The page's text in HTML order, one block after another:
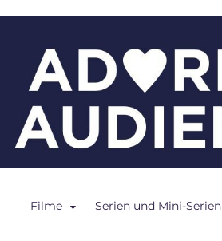
Filme Serien und Mini-Serien